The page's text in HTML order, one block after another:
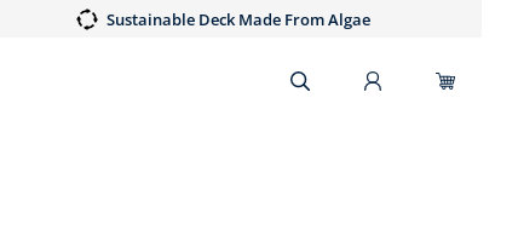
Sustainable Deck Made From Algae